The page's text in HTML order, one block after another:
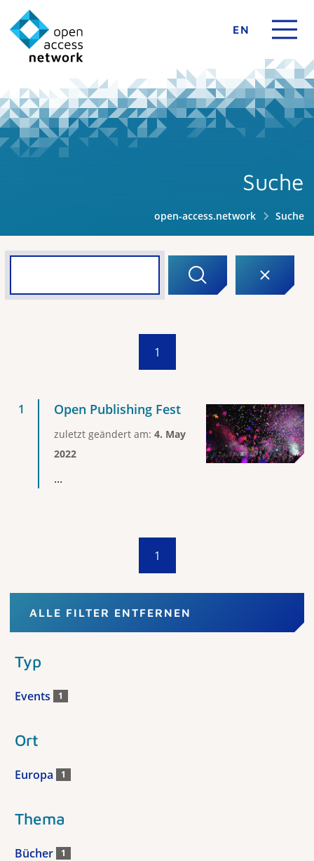
EN
Suche
open-access.network Suche
1
Open Publishing Fest
zuletzt geändert am: 4. May
2022
...
1
ALLE FILTER ENTFERNEN
Typ
Events 1
Ort
Europa 1
Thema
Bücher 1